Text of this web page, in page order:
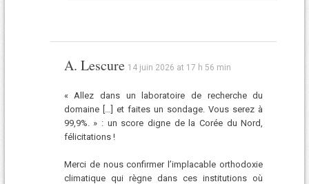
A. Lescure 14 juin 2026 at 17 h 56 min
« Allez dans un laboratoire de recherche du
domaine […] et faites un sondage. Vous serez à
99,9%. » : un score digne de la Corée du Nord,
félicitations !
Merci de nous confirmer l’implacable orthodoxie
climatique qui règne dans ces institutions où